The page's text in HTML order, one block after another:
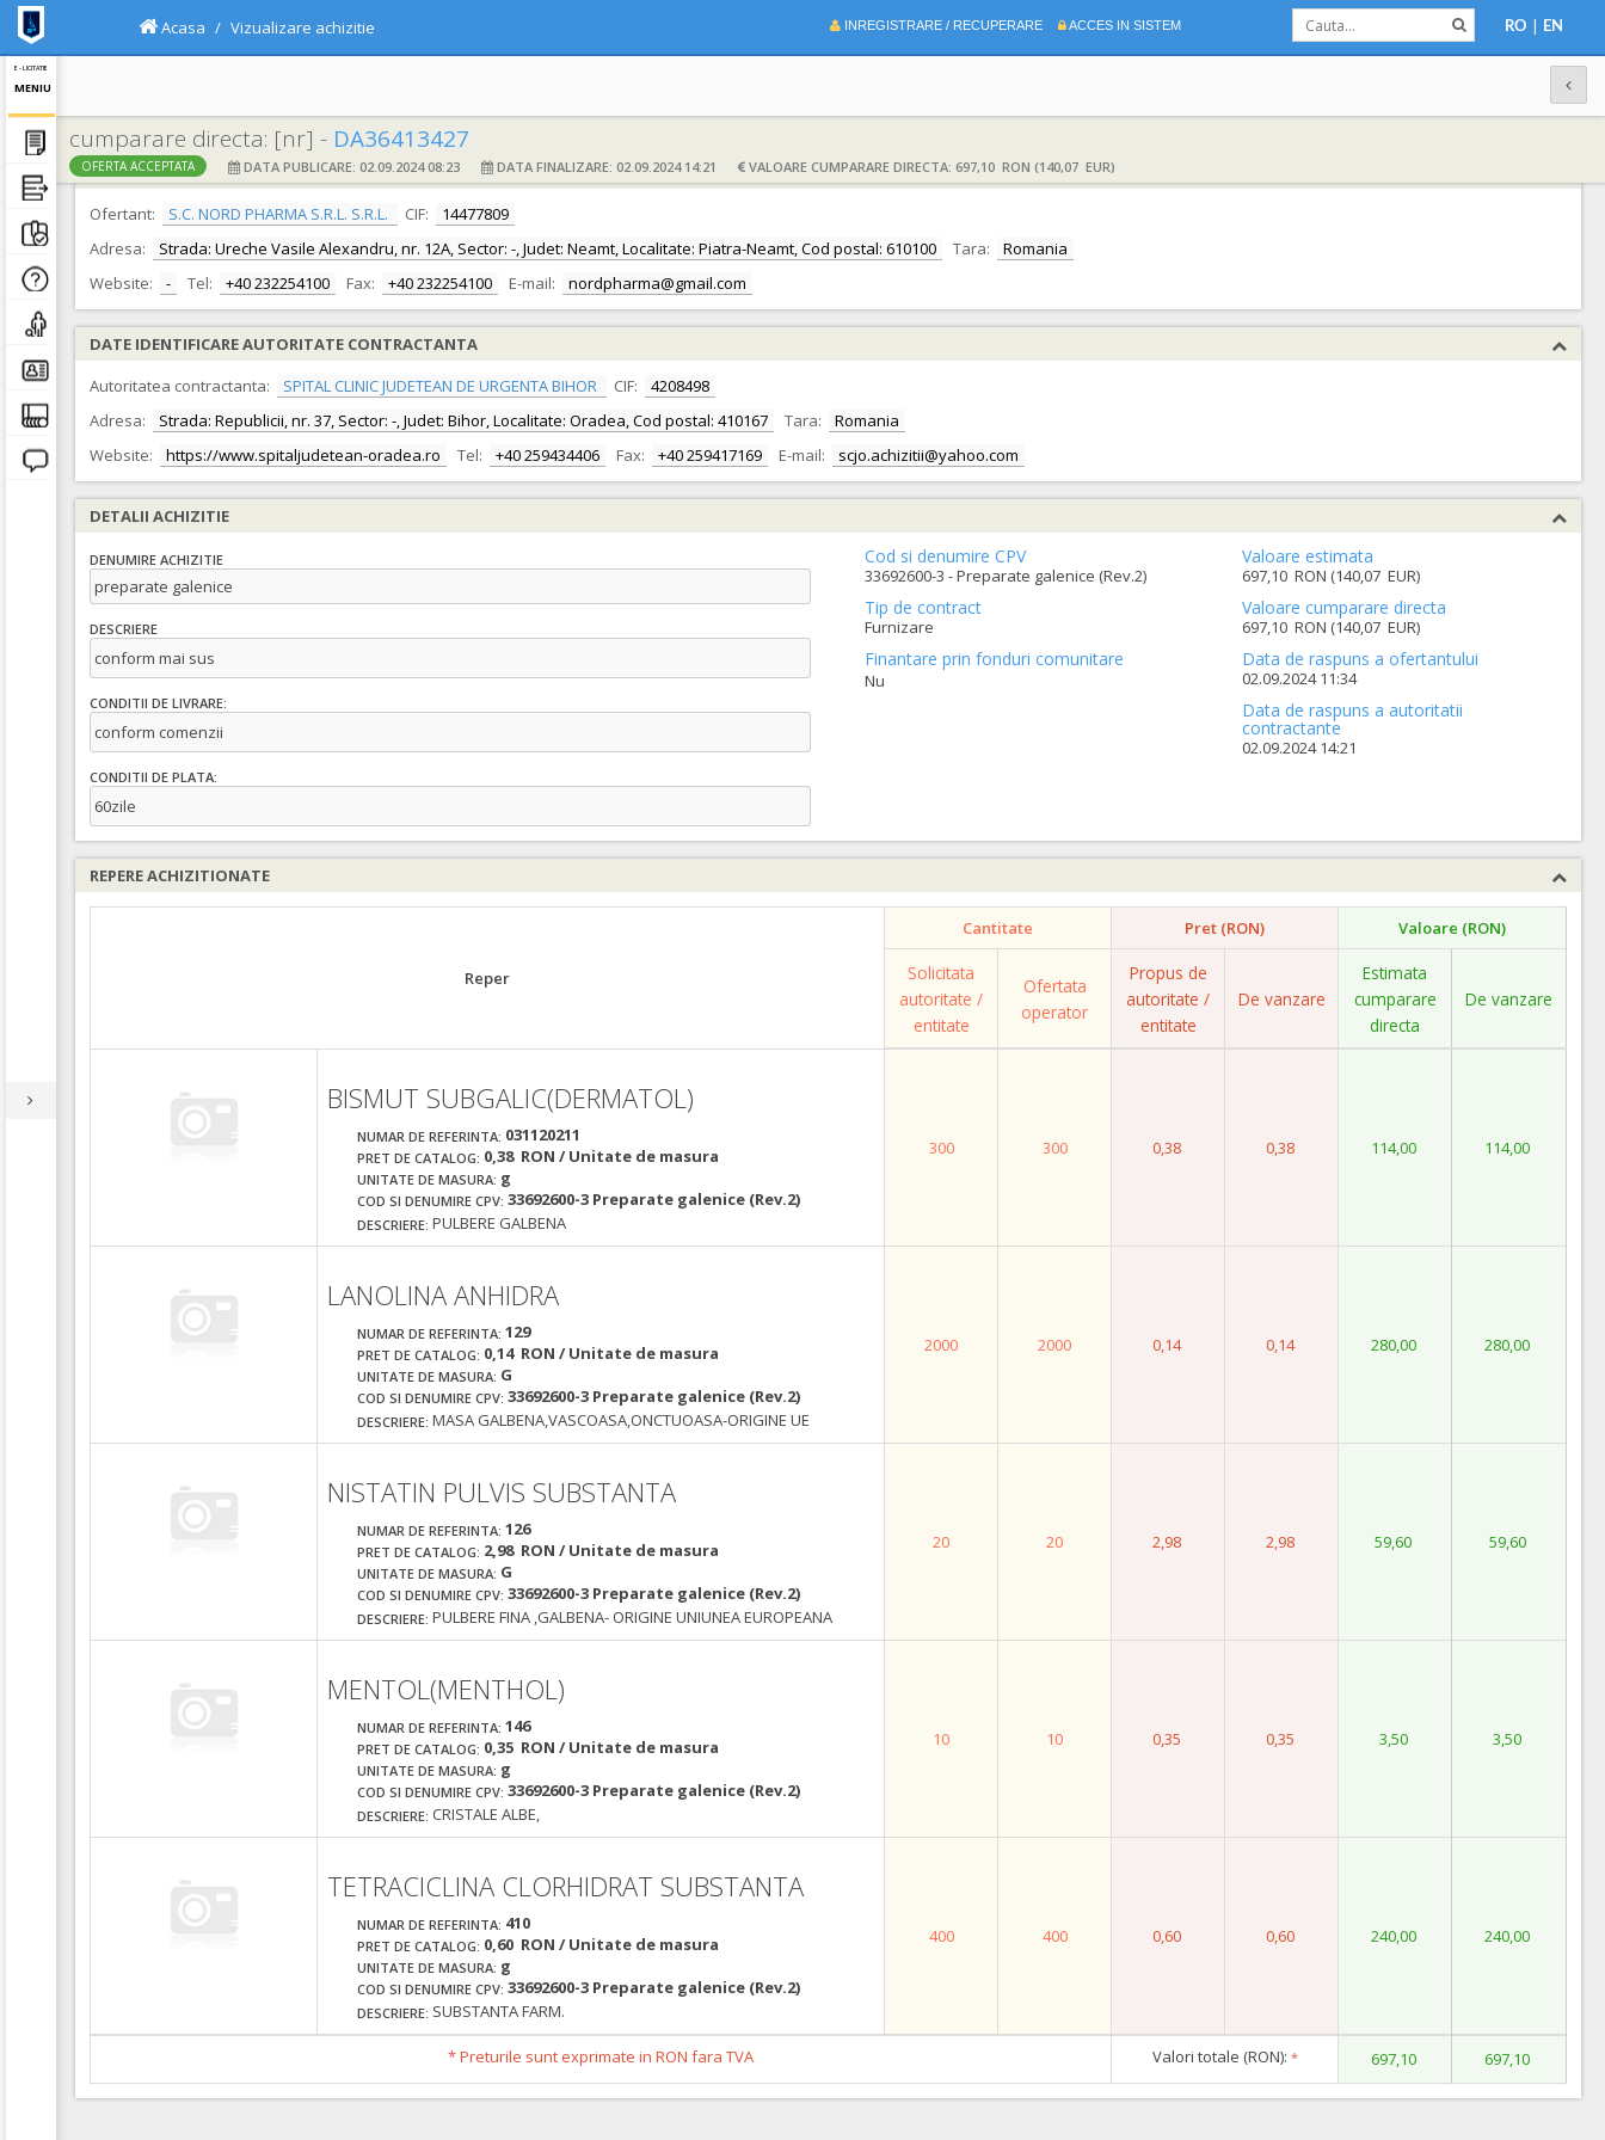
E - LICITATIE
MENIU
INREGISTRARE / RECUPERARE ACCES IN SISTEM RO | EN
Acasa Vizualizare achizitie
cumparare directa: [nr] - DA36413427
OFERTA ACCEPTATA DATA PUBLICARE: 02.09.2024 08:23 DATA FINALIZARE: 02.09.2024 14:21 VALOARE CUMPARARE DIRECTA: 697,10 RON (140,07 EUR)
DATE IDENTIFICARE OFERTANT
Ofertant:
S.C. NORD PHARMA S.R.L. S.R.L. CIF:
14477809
Adresa:
Strada: Ureche Vasile Alexandru, nr. 12A, Sector: -, Judet: Neamt, Localitate: Piatra-Neamt, Cod postal: 610100 Tara:
Romania
Website:
- Tel: +40 232254100 Fax: +40 232254100 E-mail: nordpharma@gmail.com
DATE IDENTIFICARE AUTORITATE CONTRACTANTA
Autoritatea contractanta:
SPITAL CLINIC JUDETEAN DE URGENTA BIHOR CIF:
4208498
Adresa:
Strada: Republicii, nr. 37, Sector: -, Judet: Bihor, Localitate: Oradea, Cod postal: 410167 Tara:
Romania
Website:
https://www.spitaljudetean-oradea.ro Tel: +40 259434406 Fax: +40 259417169 E-mail: scjo.achizitii@yahoo.com
DETALII ACHIZITIE
DENUMIRE ACHIZITIE
preparate galenice
DESCRIERE
conform mai sus
CONDITII DE LIVRARE:
conform comenzii
CONDITII DE PLATA:
60zile
Cod si denumire CPV
33692600-3 - Preparate galenice (Rev.2)
Tip de contract
Furnizare
Finantare prin fonduri comunitare
Nu
Valoare estimata
697,10 RON (140,07 EUR)
Valoare cumparare directa
697,10 RON (140,07 EUR)
Data de raspuns a ofertantului
02.09.2024 11:34
Data de raspuns a autoritatii
contractante
02.09.2024 14:21
REPERE ACHIZITIONATE
Reper
Cantitate Pret (RON) Valoare (RON)
Solicitata
autoritate /
entitate
Ofertata
operator
Propus de
autoritate /
entitate
De vanzare
Estimata
cumparare
directa
De vanzare
BISMUT SUBGALIC(DERMATOL)
NUMAR DE REFERINTA: 031120211
PRET DE CATALOG: 0,38 RON / Unitate de masura
UNITATE DE MASURA: g
COD SI DENUMIRE CPV: 33692600-3 Preparate galenice (Rev.2)
DESCRIERE: PULBERE GALBENA
300 300 0,38 0,38 114,00 114,00
LANOLINA ANHIDRA
NUMAR DE REFERINTA: 129
PRET DE CATALOG: 0,14 RON / Unitate de masura
UNITATE DE MASURA: G
COD SI DENUMIRE CPV: 33692600-3 Preparate galenice (Rev.2)
DESCRIERE: MASA GALBENA,VASCOASA,ONCTUOASA-ORIGINE UE
2000 2000 0,14 0,14 280,00 280,00
NISTATIN PULVIS SUBSTANTA
NUMAR DE REFERINTA: 126
PRET DE CATALOG: 2,98 RON / Unitate de masura
UNITATE DE MASURA: G
COD SI DENUMIRE CPV: 33692600-3 Preparate galenice (Rev.2)
DESCRIERE: PULBERE FINA ,GALBENA- ORIGINE UNIUNEA EUROPEANA
20 20 2,98 2,98 59,60 59,60
MENTOL(MENTHOL)
NUMAR DE REFERINTA: 146
PRET DE CATALOG: 0,35 RON / Unitate de masura
UNITATE DE MASURA: g
COD SI DENUMIRE CPV: 33692600-3 Preparate galenice (Rev.2)
DESCRIERE: CRISTALE ALBE,
10 10 0,35 0,35 3,50 3,50
TETRACICLINA CLORHIDRAT SUBSTANTA
NUMAR DE REFERINTA: 410
PRET DE CATALOG: 0,60 RON / Unitate de masura
UNITATE DE MASURA: g
COD SI DENUMIRE CPV: 33692600-3 Preparate galenice (Rev.2)
DESCRIERE: SUBSTANTA FARM.
400 400 0,60 0,60 240,00 240,00
* Preturile sunt exprimate in RON fara TVA Valori totale (RON): * 697,10 697,10